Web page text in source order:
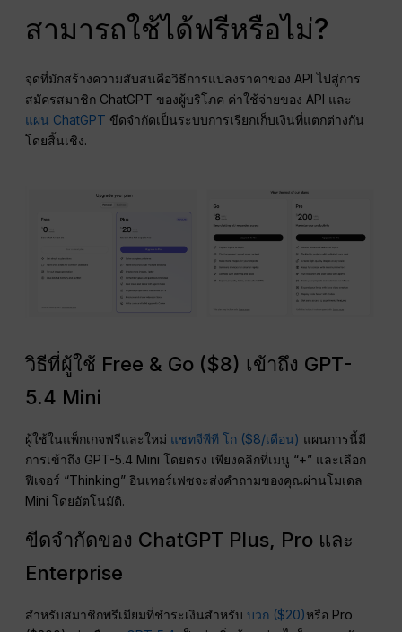
สามารถใช้ได้ฟรีหรือไม่?
จุดที่มักสร้างความสับสนคือวิธีการแปลงราคาของ API ไปสู่การ
สมัครสมาชิก ChatGPT ของผู้บริโภค ค่าใช้จ่ายของ API และ
แผน ChatGPT ขีดจำกัดเป็นระบบการเรียกเก็บเงินที่แตกต่างกัน
โดยสิ้นเชิง.
วิธีที่ผู้ใช้ Free & Go ($8) เข้าถึง GPT-
5.4 Mini
ผู้ใช้ในแพ็กเกจฟรีและใหม่ แชทจีพีที โก ($8/เดือน) แผนการนี้มี
การเข้าถึง GPT-5.4 Mini โดยตรง เพียงคลิกที่เมนู “+” และเลือก
ฟีเจอร์ “Thinking” อินเทอร์เฟซจะส่งคำถามของคุณผ่านโมเดล
Mini โดยอัตโนมัติ.
ขีดจำกัดของ ChatGPT Plus, Pro และ
Enterprise
สำหรับสมาชิกพรีเมียมที่ชำระเงินสำหรับบวก ($20)หรือ Pro